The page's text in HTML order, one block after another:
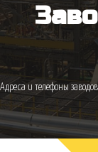
Адреса и телефоны